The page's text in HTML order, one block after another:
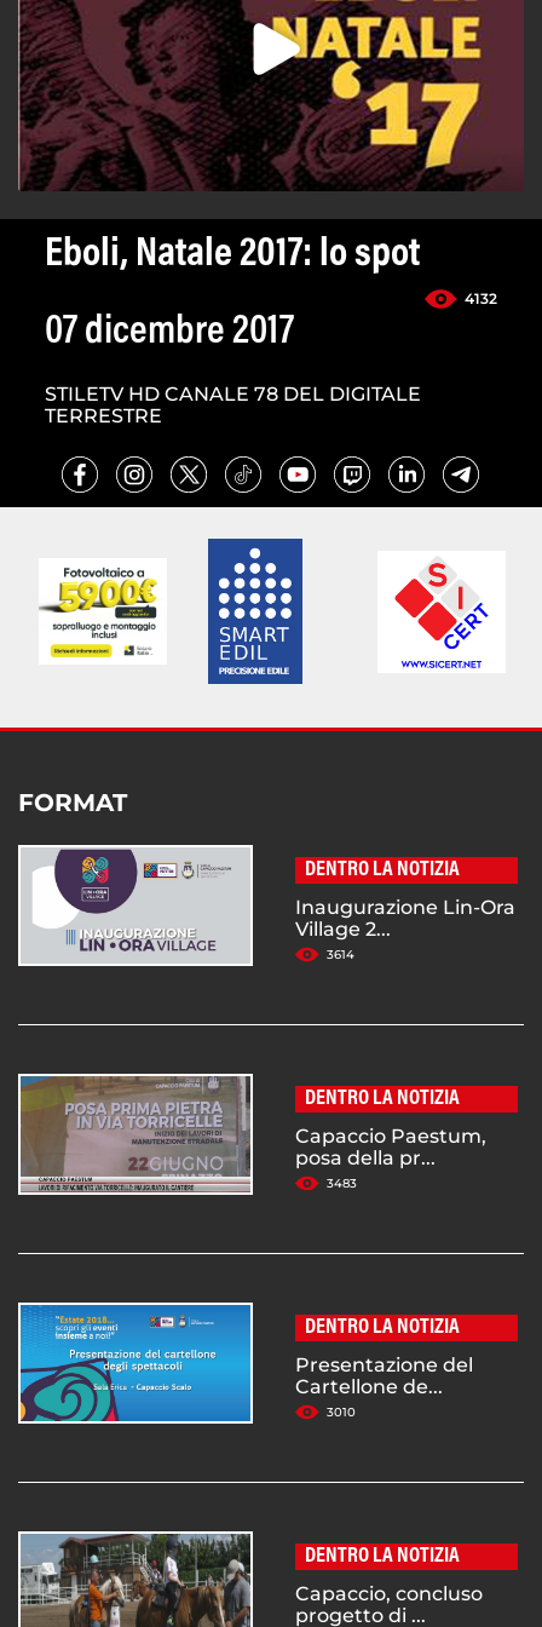
Eboli, Natale 2017: lo spot
4132
07 dicembre 2017
STILETV HD CANALE 78 DEL DIGITALE
TERRESTRE
FORMAT
DENTRO LA NOTIZIA
Inaugurazione Lin-Ora
Village 2...
3614
DENTRO LA NOTIZIA
Capaccio Paestum,
posa della pr...
3483
DENTRO LA NOTIZIA
Presentazione del
Cartellone de...
3010
DENTRO LA NOTIZIA
Capaccio, concluso
progetto di ...